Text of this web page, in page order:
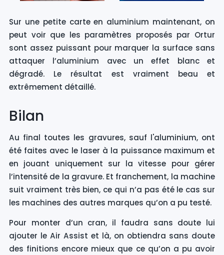
Sur une petite carte en aluminium maintenant, on
peut voir que les paramètres proposés par Ortur
sont assez puissant pour marquer la surface sans
attaquer l’aluminium avec un effet blanc et
dégradé. Le résultat est vraiment beau et
extrêmement détaillé.
Bilan
Au final toutes les gravures, sauf l'aluminium, ont
été faites avec le laser à la puissance maximum et
en jouant uniquement sur la vitesse pour gérer
l’intensité de la gravure. Et franchement, la machine
suit vraiment très bien, ce qui n’a pas été le cas sur
les machines des autres marques qu’on a pu testé.
Pour monter d’un cran, il faudra sans doute lui
ajouter le Air Assist et là, on obtiendra sans doute
des finitions encore mieux que ce qu’on a pu avoir